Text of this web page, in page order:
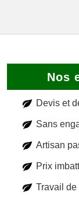
Nos
Devis et
Sans
Artisan
Prix
Travail